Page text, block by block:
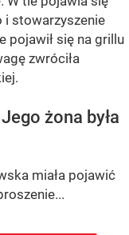
stowarzyszenie
pojawił się na grillu
zwróciła
żona była
miała pojawić